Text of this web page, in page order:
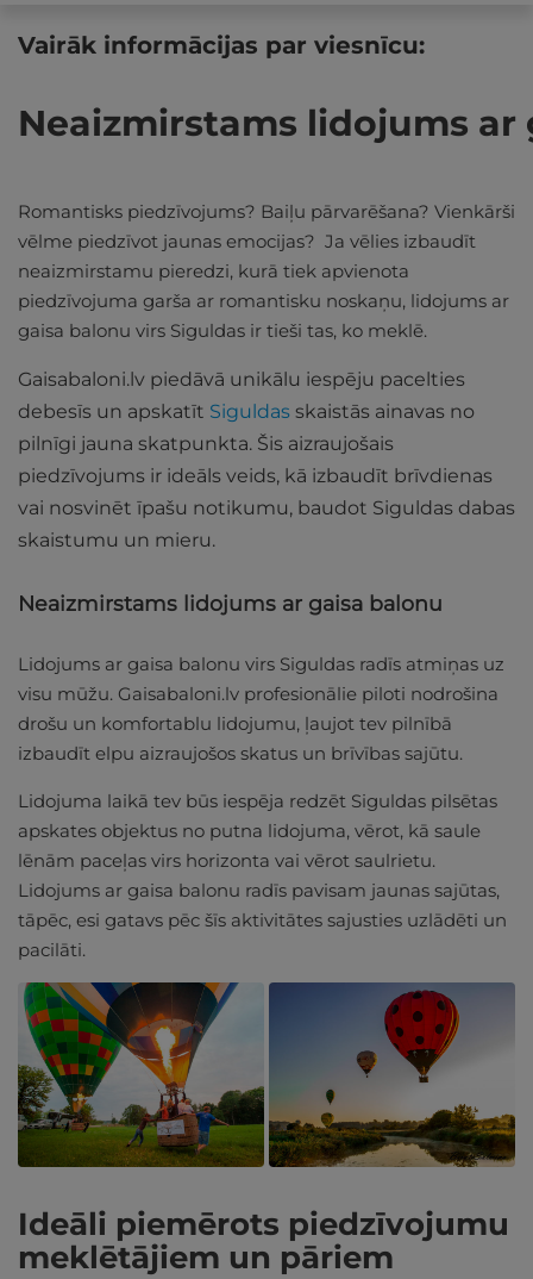
Vairāk informācijas par viesnīcu:
Neaizmirstams lidojums
Romantisks piedzīvojums? Baiļu pārvarēšana? Vienkārši
vēlme piedzīvot jaunas emocijas? Ja vēlies izbaudīt
neaizmirstamu pieredzi, kurā tiek apvienota
piedzīvojuma garša ar romantisku noskaņu, lidojums ar
gaisa balonu virs Siguldas ir tieši tas, ko meklē.
Gaisabaloni.lv piedāvā unikālu iespēju pacelties
debesīs un apskatīt Siguldas skaistās ainavas no
pilnīgi jauna skatpunkta. Šis aizraujošais
piedzīvojums ir ideāls veids, kā izbaudīt brīvdienas
vai nosvinēt īpašu notikumu, baudot Siguldas dabas
skaistumu un mieru.
Neaizmirstams lidojums ar gaisa balonu
Lidojums ar gaisa balonu virs Siguldas radīs atmiņas uz
visu mūžu. Gaisabaloni.lv profesionālie piloti nodrošina
drošu un komfortablu lidojumu, ļaujot tev pilnībā
izbaudīt elpu aizraujošos skatus un brīvības sajūtu.
Lidojuma laikā tev būs iespēja redzēt Siguldas pilsētas
apskates objektus no putna lidojuma, vērot, kā saule
lēnām paceļas virs horizonta vai vērot saulrietu.
Lidojums ar gaisa balonu radīs pavisam jaunas sajūtas,
tāpēc, esi gatavs pēc šīs aktivitātes sajusties uzlādēti un
pacilāti.
Ideāli piemērots piedzīvojumu
meklētājiem un pāriem